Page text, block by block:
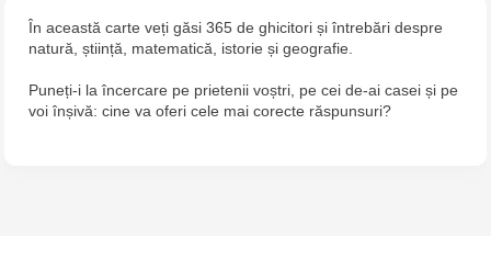
Crafti Ciocana - str. Alecu Russo, 61/6
Crafti Riscani - bd. Moscova, 2
În această carte veți găsi 365 de ghicitori și întrebări despre
natură, știință, matematică, istorie și geografie.
Puneți-i la încercare pe prietenii voștri, pe cei de-ai casei și pe
voi înșivă: cine va oferi cele mai corecte răspunsuri?